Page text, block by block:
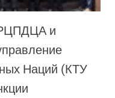
и
Наций (КТУ